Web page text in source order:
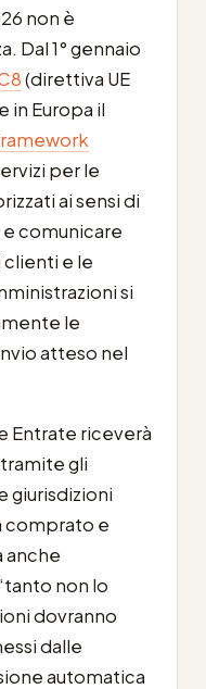
non è
Dal 1° gennaio
(direttiva UE
in Europa il
per le
ai sensi di
comunicare
clienti e le
si
le
atteso nel
Entrate riceverà
gli
giurisdizioni
comprato e
anche
non lo
dovranno
dalle
automatica